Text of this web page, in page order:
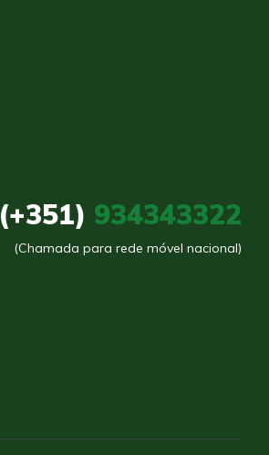
(+351) 934343322
(Chamada para rede móvel nacional)